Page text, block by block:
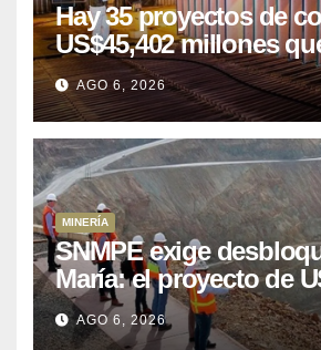
Hay 35 proyectos de
US$45,402 millones
puede aprovechar
AGO 6, 2026
MINERÍA
SNMPE exige
María: el proyecto de
que Perú lleva 15 años
posponiendo
AGO 6, 2026